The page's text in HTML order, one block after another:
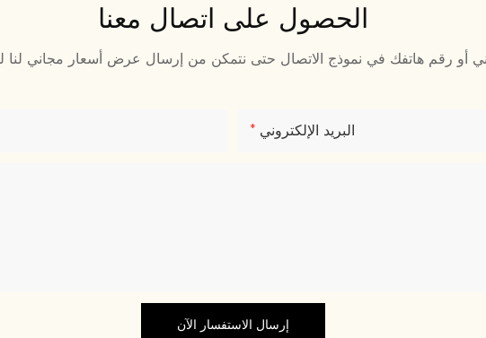
الحصول على اتصال معنا
البريد الإلكتروني
إرسال الاستفسار الآن